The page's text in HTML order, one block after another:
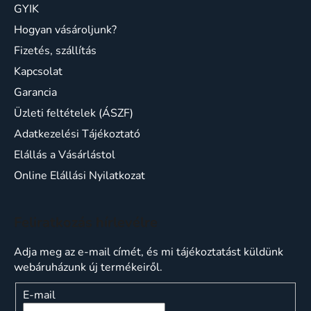
GYIK
Hogyan vásároljunk?
Fizetés, szállítás
Kapcsolat
Garancia
Üzleti feltételek (ÁSZF)
Adatkezelési Tájékoztató
Elállás a Vásárlástol
Online Elállási Nyilatkozat
Adja meg az e-mail címét, és mi tájékoztatást küldünk
webáruházunk új termékeiről.
E-mail